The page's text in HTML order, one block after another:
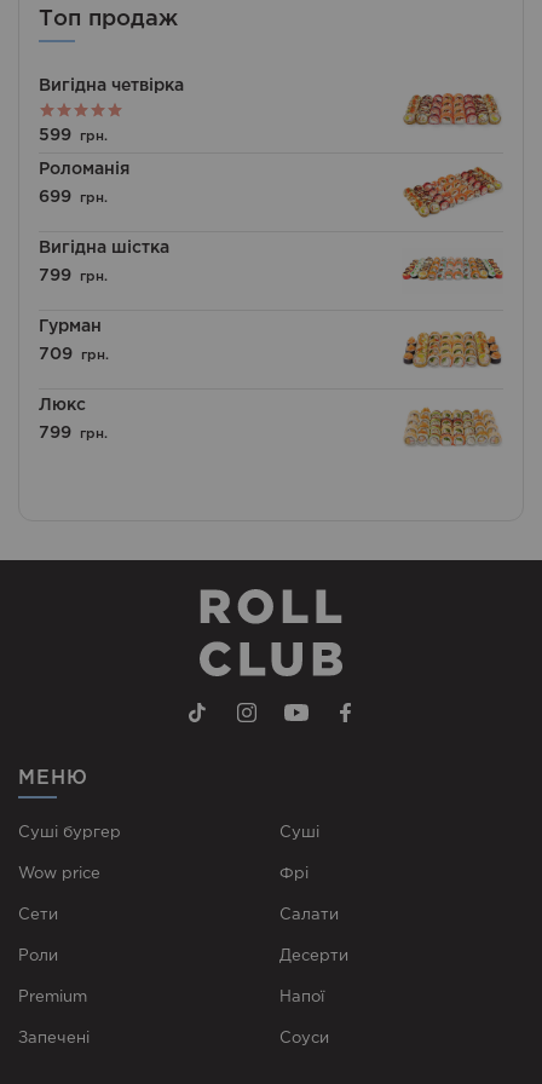
Топ продаж
Вигідна четвірка
Оцінено в
599 грн.
Роломанія
699
грн.
Вигідна шістка
799
грн.
Гурман
709
грн.
Люкс
799
грн.
МЕНЮ
Суші бургер
Wow price
Сети
Роли
Premium
Запечені
Суші
Фрі
Cалати
Десерти
Напої
Соуси